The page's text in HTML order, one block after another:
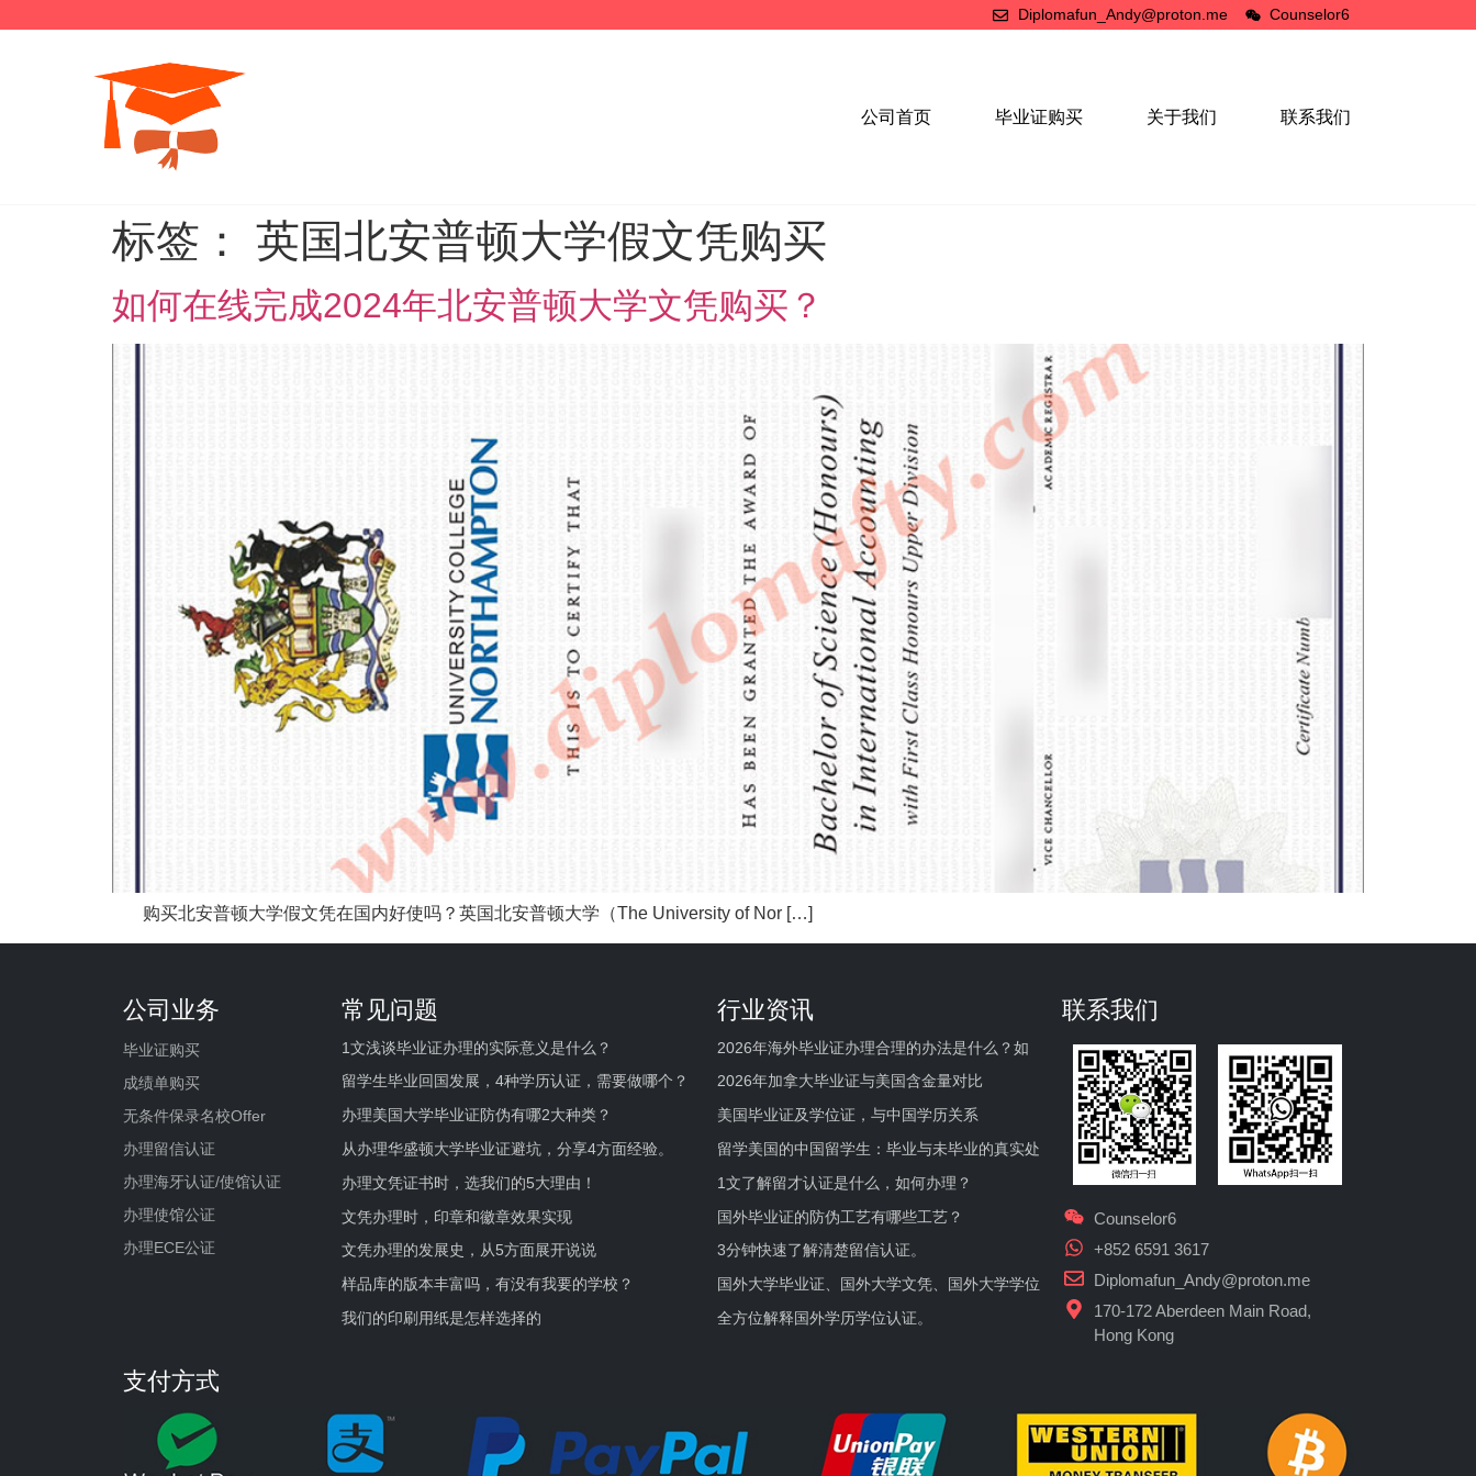
Diplomafun_Andy@proton.me Counselor6
公司首页 毕业证购买 关于我们 联系我们
标签： 英国北安普顿大学假文凭购买
如何在线完成2024年北安普顿大学文凭购买？
购买北安普顿大学假文凭在国内好使吗？英国北安普顿大学（The University of Nor […]
公司业务
毕业证购买
成绩单购买
无条件保录名校Offer
办理留信认证
办理海牙认证/使馆认证
办理使馆公证
办理ECE公证
常见问题
1文浅谈毕业证办理的实际意义是什么？
留学生毕业回国发展，4种学历认证，需要做哪个？
办理美国大学毕业证防伪有哪2大种类？
从办理华盛顿大学毕业证避坑，分享4方面经验。
办理文凭证书时，选我们的5大理由！
文凭办理时，印章和徽章效果实现
文凭办理的发展史，从5方面展开说说
样品库的版本丰富吗，有没有我要的学校？
我们的印刷用纸是怎样选择的
行业资讯
2026年海外毕业证办理合理的办法是什么？如
2026年加拿大毕业证与美国含金量对比
美国毕业证及学位证，与中国学历关系
留学美国的中国留学生：毕业与未毕业的真实处
1文了解留才认证是什么，如何办理？
国外毕业证的防伪工艺有哪些工艺？
3分钟快速了解清楚留信认证。
国外大学毕业证、国外大学文凭、国外大学学位
全方位解释国外学历学位认证。
联系我们
Counselor6
+852 6591 3617
Diplomafun_Andy@proton.me
170-172 Aberdeen Main Road,
Hong Kong
支付方式